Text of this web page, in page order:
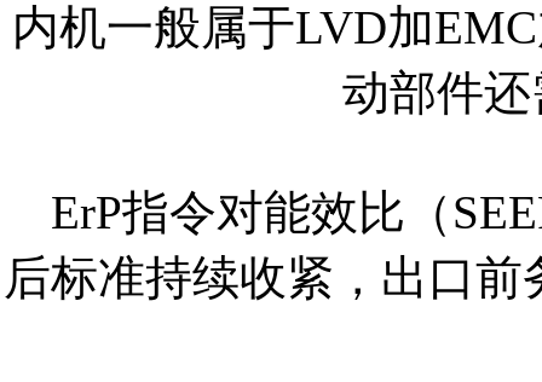
内机一般属于LVD加
动部件
ErP指令对能效比（
后标准持续收紧，出口